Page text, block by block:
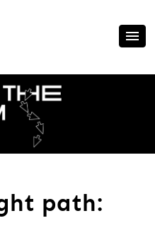
path: